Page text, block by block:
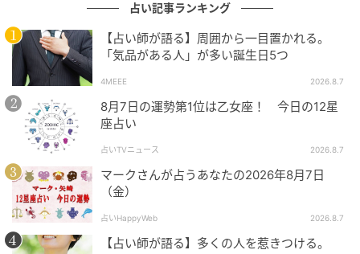
この先読み力は、信頼や安定を生む大きな強み。無意
識に未来を支えている存在です。
この記事のライター
紅たき
広告制作会社のコピーライター、呉服店勤務、エステ
ティシャン、英国式リフレクソロジストを経て、占い
の道に入って15年。ホームページより全国からの書面
占い記事ランキング
【占い師が語る】周囲から一目置かれる。
「気品がある人」が多い誕生日5つ
4MEEE 2026.8.7
8月7日の運勢第1位は乙女座！ 今日の12星
座占い
占いTVニュース 2026.8.7
マークさんが占うあなたの2026年8月7日
（金）
占いHappyWeb 2026.8.7
【占い師が語る】多くの人を惹きつける。